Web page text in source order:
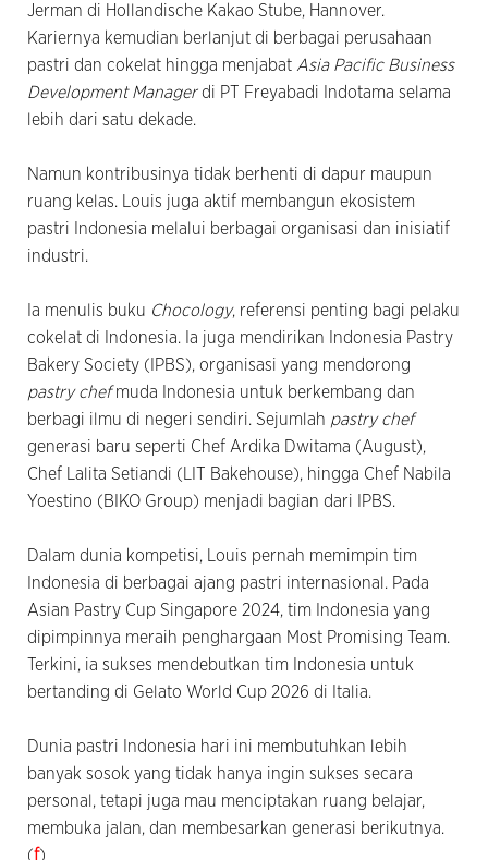
Jerman di Hollandische Kakao Stube, Hannover.
Kariernya kemudian berlanjut di berbagai perusahaan
pastri dan cokelat hingga menjabat Asia Pacific Business
Development Managerdi PT Freyabadi Indotama selama
lebih dari satu dekade.
Namun kontribusinya tidak berhenti di dapur maupun
ruang kelas. Louis juga aktif membangun ekosistem
pastri Indonesia melalui berbagai organisasi dan inisiatif
industri.
Ia menulis buku Chocology, referensi penting bagi pelaku
cokelat di Indonesia. Ia juga mendirikan Indonesia Pastry
Bakery Society (IPBS), organisasi yang mendorong
pastry chefmuda Indonesia untuk berkembang dan
berbagi ilmu di negeri sendiri. Sejumlah pastry chef
generasi baru seperti Chef Ardika Dwitama (August),
Chef Lalita Setiandi (LIT Bakehouse), hingga Chef Nabila
Yoestino (BIKO Group) menjadi bagian dari IPBS.
Dalam dunia kompetisi, Louis pernah memimpin tim
Indonesia di berbagai ajang pastri internasional. Pada
Asian Pastry Cup Singapore 2024, tim Indonesia yang
dipimpinnya meraih penghargaan Most Promising Team.
Terkini, ia sukses mendebutkan tim Indonesia untuk
bertanding di Gelato World Cup 2026 di Italia.
Dunia pastri Indonesia hari ini membutuhkan lebih
banyak sosok yang tidak hanya ingin sukses secara
personal, tetapi juga mau menciptakan ruang belajar,
membuka jalan, dan membesarkan generasi berikutnya.
(f)